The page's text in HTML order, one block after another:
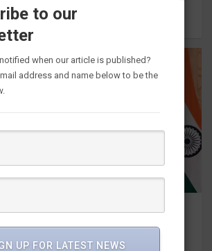
Viri Gairola
के उत्तराखंड के पदक विजेताओं और
धामी ने किया सम्मानित
Viri Gairola
to our
when our article is published?
address and name below to be the
UP FOR LATEST NEWS